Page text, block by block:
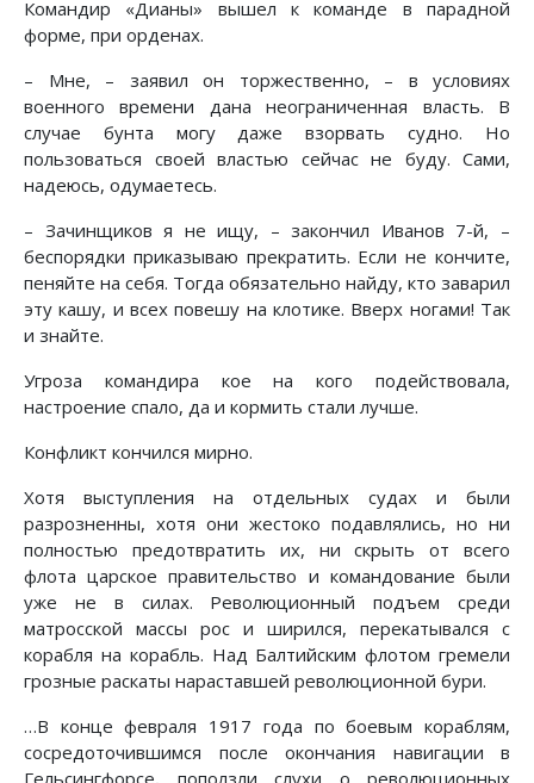
Командир «Дианы» вышел к команде в парадной
форме, при орденах.
– Мне, – заявил он торжественно, – в условиях
военного времени дана неограниченная власть. В
случае бунта могу даже взорвать судно. Но
пользоваться своей властью сейчас не буду. Сами,
надеюсь, одумаетесь.
– Зачинщиков я не ищу, – закончил Иванов 7-й, –
беспорядки приказываю прекратить. Если не кончите,
пеняйте на себя. Тогда обязательно найду, кто заварил
эту кашу, и всех повешу на клотике. Вверх ногами! Так
и знайте.
Угроза командира кое на кого подействовала,
настроение спало, да и кормить стали лучше.
Конфликт кончился мирно.
Хотя выступления на отдельных судах и были
разрозненны, хотя они жестоко подавлялись, но ни
полностью предотвратить их, ни скрыть от всего
флота царское правительство и командование были
уже не в силах. Революционный подъем среди
матросской массы рос и ширился, перекатывался с
корабля на корабль. Над Балтийским флотом гремели
грозные раскаты нараставшей революционной бури.
…В конце февраля 1917 года по боевым кораблям,
сосредоточившимся после окончания навигации в
Гельсингфорсе, поползли слухи о революционных